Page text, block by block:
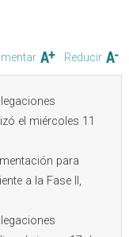
Reducir
el miércoles 11
para
a la Fase II,